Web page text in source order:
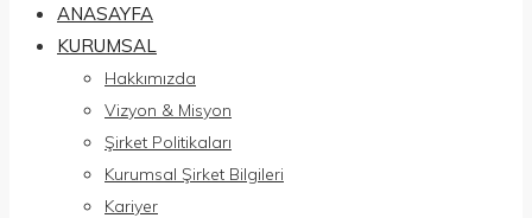
ANASAYFA
KURUMSAL
Hakkımızda
Vizyon & Misyon
Şirket Politikaları
Kurumsal Şirket Bilgileri
Kariyer